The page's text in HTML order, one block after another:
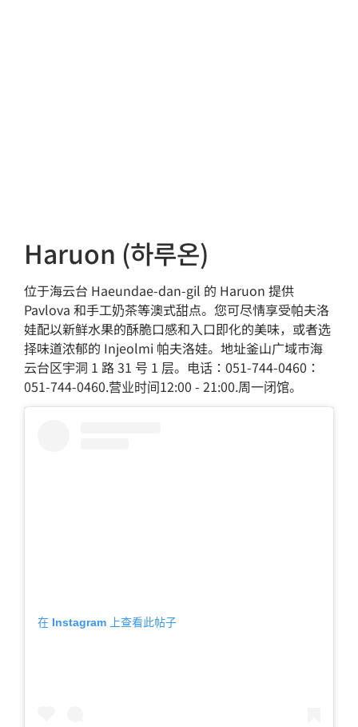
Haruon (하루온)
位于海云台 Haeundae-dan-gil 的 Haruon 提供
Pavlova 和手工奶茶等澳式甜点。您可尽情享受帕夫洛
娃配以新鲜水果的酥脆口感和入口即化的美味，或者选
择味道浓郁的 Injeolmi 帕夫洛娃。地址釜山广域市海
云台区宇洞 1 路 31 号 1 层。电话：051-744-0460：
051-744-0460.营业时间12:00 - 21:00.周一闭馆。
在 Instagram 上查看此帖子